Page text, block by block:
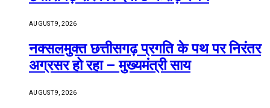
AUGUST 9, 2026
नक्सलमुक्त छत्तीसगढ़ प्रगति के पथ पर निरंतर
अग्रसर हो रहा – मुख्यमंत्री साय
AUGUST 9, 2026